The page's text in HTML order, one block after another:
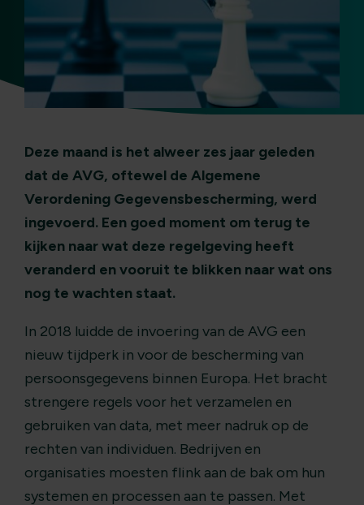
Deze maand is het alweer zes jaar geleden
dat de AVG, oftewel de Algemene
Verordening Gegevensbescherming, werd
ingevoerd. Een goed moment om terug te
kijken naar wat deze regelgeving heeft
veranderd en vooruit te blikken naar wat ons
nog te wachten staat.
In 2018 luidde de invoering van de AVG een
nieuw tijdperk in voor de bescherming van
persoonsgegevens binnen Europa. Het bracht
strengere regels voor het verzamelen en
gebruiken van data, met meer nadruk op de
rechten van individuen. Bedrijven en
organisaties moesten flink aan de bak om hun
systemen en processen aan te passen. Met